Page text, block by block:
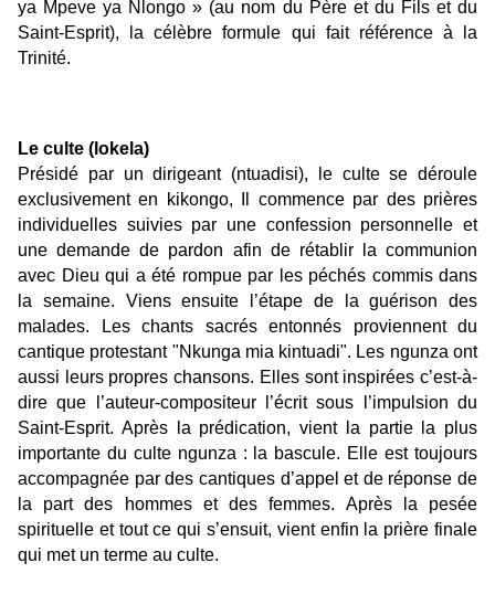
ya Mpeve ya Nlongo » (au nom du Père et du Fils et du
Saint-Esprit), la célèbre formule qui fait référence à la
Trinité.
Le culte (lokela)
Présidé par un dirigeant (ntuadisi), le culte se déroule
exclusivement en kikongo, Il commence par des prières
individuelles suivies par une confession personnelle et
une demande de pardon afin de rétablir la communion
avec Dieu qui a été rompue par les péchés commis dans
la semaine. Viens ensuite l’étape de la guérison des
malades. Les chants sacrés entonnés proviennent du
cantique protestant "Nkunga mia kintuadi". Les ngunza ont
aussi leurs propres chansons. Elles sont inspirées c’est-à-
dire que l’auteur-compositeur l’écrit sous l’impulsion du
Saint-Esprit. Après la prédication, vient la partie la plus
importante du culte ngunza : la bascule. Elle est toujours
accompagnée par des cantiques d’appel et de réponse de
la part des hommes et des femmes. Après la pesée
spirituelle et tout ce qui s’ensuit, vient enfin la prière finale
qui met un terme au culte.